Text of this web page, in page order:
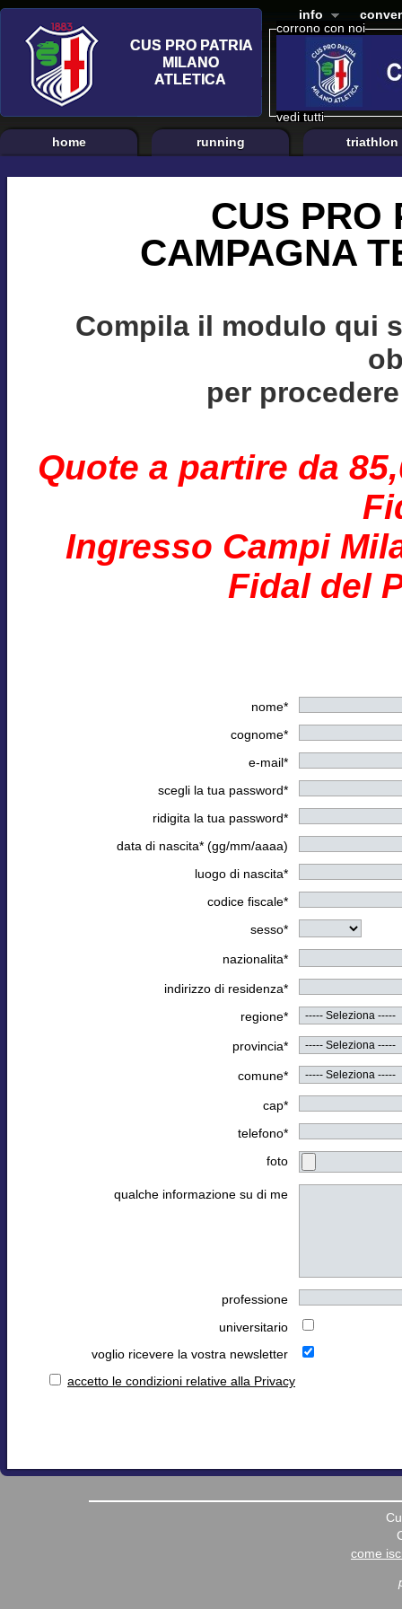
corrono con noi
vedi tutti
info
home running triathlon
CUS PRO
CAMPAGNA
Compila il modulo qui
per
Quote a partire da
Ingresso Campi
Fidal del
nome*
cognome*
e-mail*
scegli la tua password*
ridigita la tua password*
data di nascita* (gg/mm/aaaa)
luogo di nascita*
codice fiscale*
sesso*
nazionalita*
indirizzo di residenza*
regione*
provincia*
comune*
cap*
telefono*
foto
qualche informazione su di me
professione
universitario
voglio ricevere la vostra newsletter
accetto le condizioni relative alla Privacy
come